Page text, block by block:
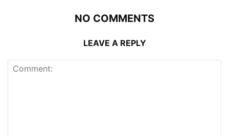
NO COMMENTS
LEAVE A REPLY